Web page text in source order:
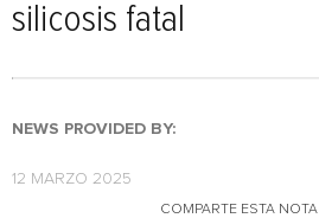
silicosis fatal
NEWS PROVIDED BY:
12 MARZO 2025
COMPARTE ESTA NOTA